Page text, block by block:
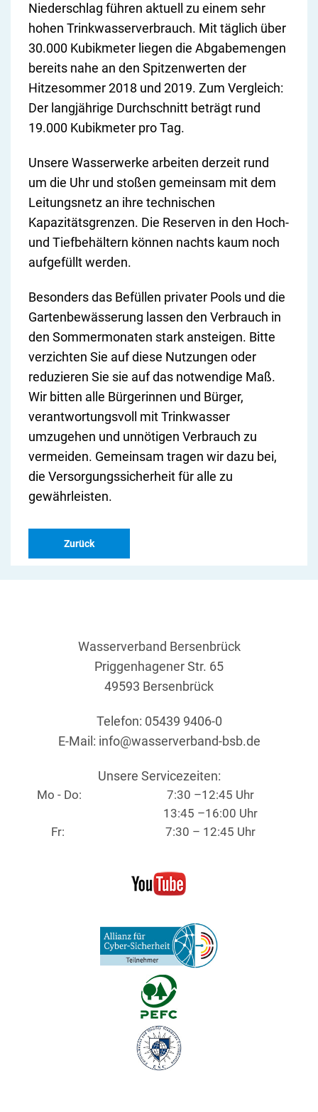
Niederschlag führen aktuell zu einem sehr
hohen Trinkwasserverbrauch. Mit täglich über
30.000 Kubikmeter liegen die Abgabemengen
bereits nahe an den Spitzenwerten der
Hitzesommer 2018 und 2019. Zum Vergleich:
Der langjährige Durchschnitt beträgt rund
19.000 Kubikmeter pro Tag.
Unsere Wasserwerke arbeiten derzeit rund
um die Uhr und stoßen gemeinsam mit dem
Leitungsnetz an ihre technischen
Kapazitätsgrenzen. Die Reserven in den Hoch-
und Tiefbehältern können nachts kaum noch
aufgefüllt werden.
Besonders das Befüllen privater Pools und die
Gartenbewässerung lassen den Verbrauch in
den Sommermonaten stark ansteigen. Bitte
verzichten Sie auf diese Nutzungen oder
reduzieren Sie sie auf das notwendige Maß.
Wir bitten alle Bürgerinnen und Bürger,
verantwortungsvoll mit Trinkwasser
umzugehen und unnötigen Verbrauch zu
vermeiden. Gemeinsam tragen wir dazu bei,
die Versorgungssicherheit für alle zu
gewährleisten.
Zurück
Wasserverband Bersenbrück
Priggenhagener Str. 65
49593 Bersenbrück
Telefon: 05439 9406-0
E-Mail: info@wasserverband-bsb.de
Unsere Servicezeiten:
Mo - Do:
7:30 –12:45 Uhr
13:45 –16:00 Uhr
Fr:
7:30 – 12:45 Uhr